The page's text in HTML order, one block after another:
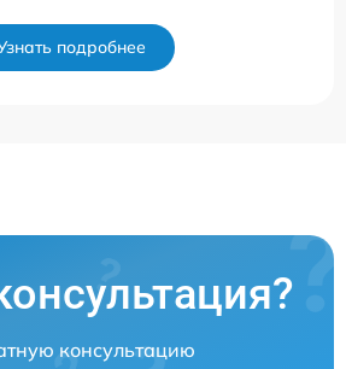
подробнее
консультацию